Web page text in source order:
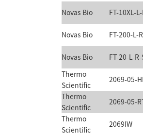
Novas Bio FT-10XL-
Novas Bio FT-200-L-
Novas Bio
FT-20-L-R-
Thermo
Scientific
2069-05-
Thermo
Scientific
2069-05-
Thermo
Scientific
2069IW